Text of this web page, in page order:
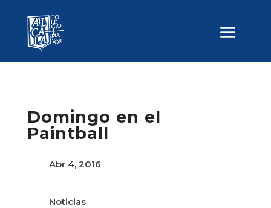
Domingo en el
Paintball
Abr 4, 2016
Noticias